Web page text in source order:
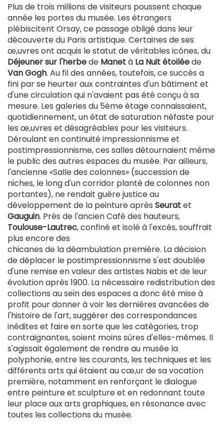
Plus de trois millions de visiteurs poussent chaque
année les portes du musée. Les étrangers
plébiscitent Orsay, ce passage obligé dans leur
découverte du Paris artistique. Certaines de ses
œ,uvres ont acquis le statut de véritables icônes, du
Déjeuner sur l'herbede Manetà La Nuit étoiléede
Van Gogh. Au fil des années, toutefois, ce succès a
fini par se heurter aux contraintes d'un bâtiment et
d'une circulation qui n'avaient pas été conçu à sa
mesure. Les galeries du 5ème étage connaissaient,
quotidiennement, un état de saturation néfaste pour
les œ,uvres et désagréables pour les visiteurs.
Déroulant en continuité impressionnisme et
postimpressionnisme, ces salles détournaient même
le public des autres espaces du musée. Par ailleurs,
l'ancienne «Salle des colonnes» (succession de
niches, le long d'un corridor planté de colonnes non
portantes), ne rendait guère justice au
développement de la peinture après Seuratet
Gauguin. Près de l'ancien Café des hauteurs,
Toulouse-Lautrec, confiné et isolé à l'excès, souffrait
plus encore des
chicanes de la déambulation première. La décision
de déplacer le postimpressionnisme s'est doublée
d'une remise en valeur des artistes Nabis et de leur
évolution après 1900. La nécessaire redistribution des
collections au sein des espaces a donc été mise à
profit pour donner à voir les dernières avancées de
l'histoire de l'art, suggérer des correspondances
inédites et faire en sorte que les catégories, trop
contraignantes, soient moins sûres d'elles-mêmes. Il
s'agissait également de rendre au musée la
polyphonie, entre les courants, les techniques et les
différents arts qui étaient au cœ,ur de sa vocation
première, notamment en renforçant le dialogue
entre peinture et sculpture et en redonnant toute
leur place aux arts graphiques, en résonance avec
toutes les collections du musée.